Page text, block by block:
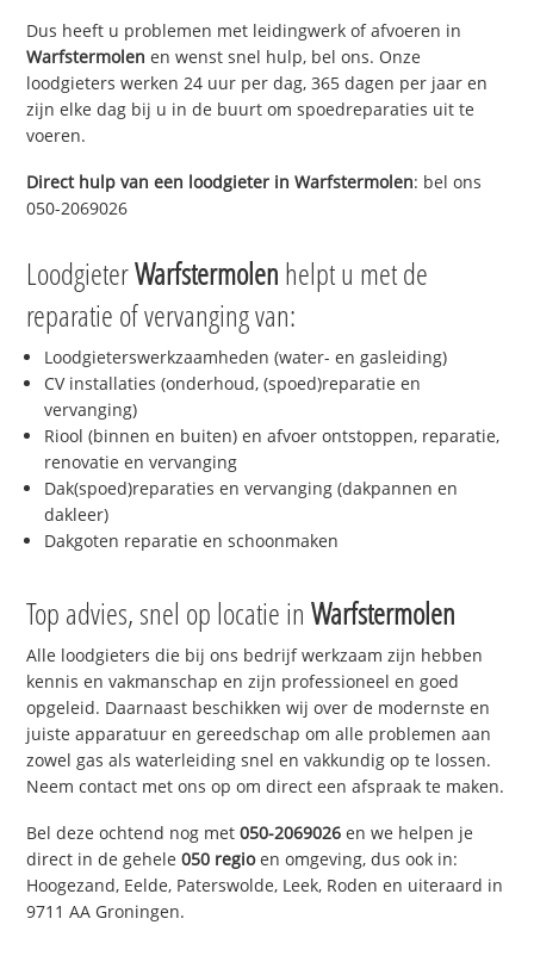
Dus heeft u problemen met leidingwerk of afvoeren in
Warfstermolen en wenst snel hulp, bel ons. Onze
loodgieters werken 24 uur per dag, 365 dagen per jaar en
zijn elke dag bij u in de buurt om spoedreparaties uit te
voeren.
Direct hulp van een loodgieter inWarfstermolen: bel ons
050-2069026
LoodgieterWarfstermolen helpt u met de
reparatie of vervanging van:
Loodgieterswerkzaamheden (water- en gasleiding)
CV installaties (onderhoud, (spoed)reparatie en
vervanging)
Riool (binnen en buiten) en afvoer ontstoppen, reparatie,
renovatie en vervanging
Dak(spoed)reparaties en vervanging (dakpannen en
dakleer)
Dakgoten reparatie en schoonmaken
Top advies, snel op locatie inWarfstermolen
Alle loodgieters die bij ons bedrijf werkzaam zijn hebben
kennis en vakmanschap en zijn professioneel en goed
opgeleid. Daarnaast beschikken wij over de modernste en
juiste apparatuur en gereedschap om alle problemen aan
zowel gas als waterleiding snel en vakkundig op te lossen.
Neem contact met ons op om direct een afspraak te maken.
Bel deze ochtend nog met050-2069026 en we helpen je
direct in de gehele050 regioen omgeving, dus ook in:
Hoogezand, Eelde, Paterswolde, Leek, Roden en uiteraard in
9711 AA Groningen.